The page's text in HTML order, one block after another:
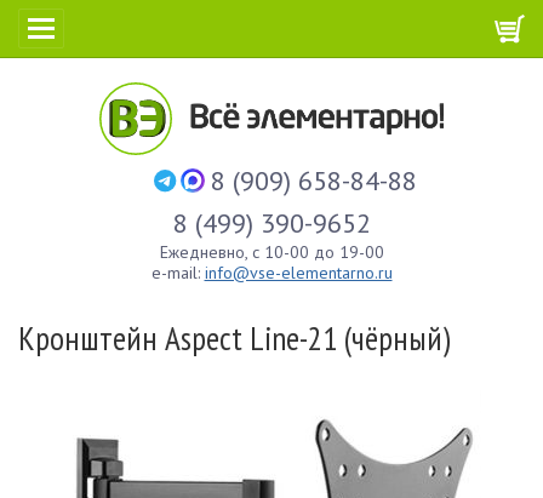
8 (909) 658-84-88
8 (499) 390-9652
Ежедневно, с 10-00 до 19-00
e-mail: info@vse-elementarno.ru
Кронштейн Aspect Line-21 (чёрный)